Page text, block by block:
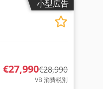
小型広告
€27,990€28,990
VB 消費税別